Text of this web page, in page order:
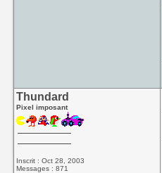
Thundard
Pixel imposant
Inscrit : Oct 28, 2003
Messages : 871